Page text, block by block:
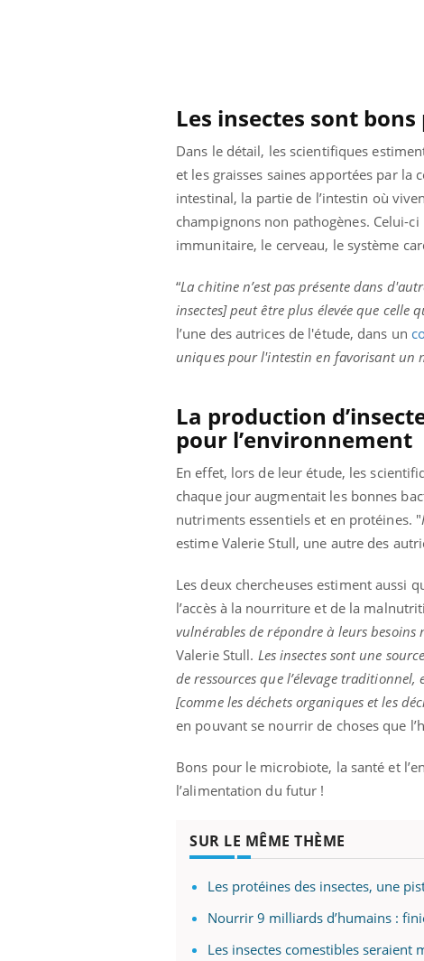
Les insectes sont
Dans le détail, les scientifiques
et les graisses saines apportées par
intestinal, la partie de l’intestin où
champignons non pathogènes. Celui-
immunitaire, le cerveau, le système
“La chitine n’est pas présente dans
insectes] peut être plus élevée que celle
l’une des autrices de l'étude, dans un
uniques pour l'intestin en favorisant un
La production
pour l’environnement
En effet, lors de leur étude, les
chaque jour augmentait les bonnes
nutriments essentiels et en protéines. "
estime Valerie Stull, une autre des
Les deux chercheuses estiment aussi
l’accès à la nourriture et de la
vulnérables de répondre à leurs
Valerie Stull. Les insectes sont une
de ressources que l’élevage
[comme les déchets organiques et les
en pouvant se nourrir de choses que
Bons pour le microbiote, la santé et
l’alimentation du futur !
SUR LE MÊME THÈME
Les protéines des insectes, une
Nourrir 9 milliards d’humains :
Les insectes comestibles
Youtube
Coup de food sur le diabète, c'est votre
nouveau rendez-vous culinaire qui
bouscule les idées reçues ! Dans cet
être
"Les
qualité